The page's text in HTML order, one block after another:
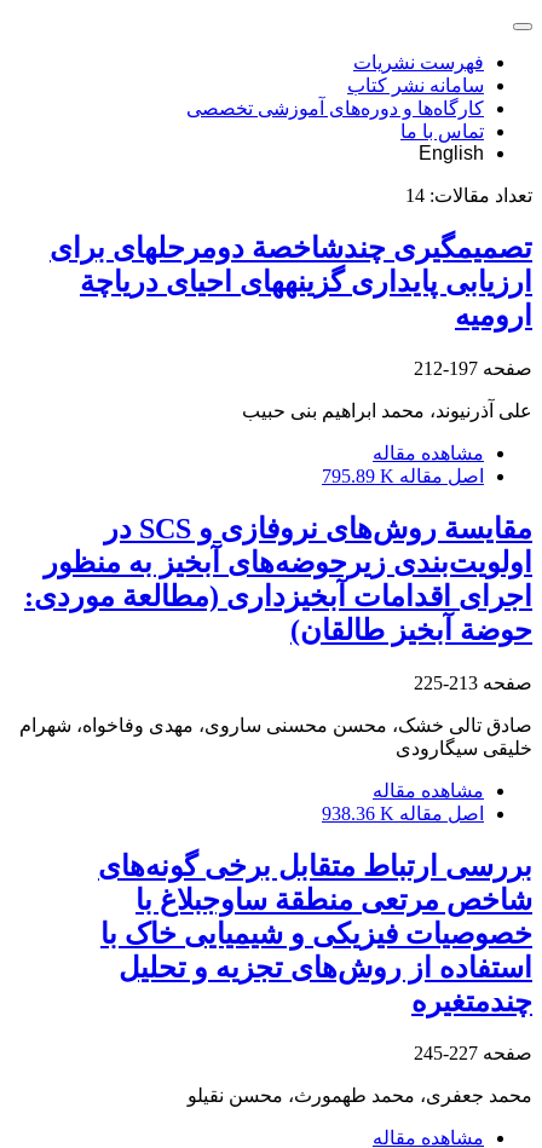
فهرست نشریات
سامانه نشر کتاب
کارگاه‌ها و دوره‌های آموزشی تخصصی
تماس با ما
English
تعداد مقالات: 14
تصمیم‏گیری چندشاخصة دومرحله‏ای برای
ارزیابی پایداری گزینه‏های احیای دریاچة
ارومیه
صفحه 197-212
علی آذرنیوند، محمد ابراهیم بنی حبیب
مشاهده مقاله
اصل مقاله 795.89 K
مقایسة روش‌های نروفازی و SCS در
اولویت‌بندی زیرحوضه‌های آبخیز به منظور
اجرای اقدامات آبخیزداری (مطالعة موردی:
حوضة آبخیز طالقان)
صفحه 213-225
صادق تالی خشک، محسن محسنی ساروی، مهدی وفاخواه، شهرام
خلیقی سیگارودی
مشاهده مقاله
اصل مقاله 938.36 K
بررسی ارتباط متقابل برخی گونه‌های
شاخص مرتعی منطقة ساوجبلاغ با
خصوصیات فیزیکی و شیمیایی خاک با
استفاده از روش‌های تجزیه و تحلیل
چندمتغیره
صفحه 227-245
محمد جعفری، محمد طهمورث، محسن نقیلو
مشاهده مقاله